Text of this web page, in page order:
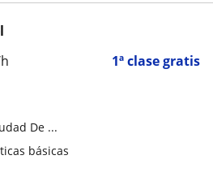
1ª clase gratis
De ...
básicas